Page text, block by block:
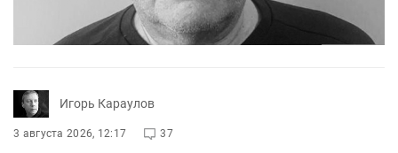
Игорь Караулов
3 августа 2026, 12:17 37